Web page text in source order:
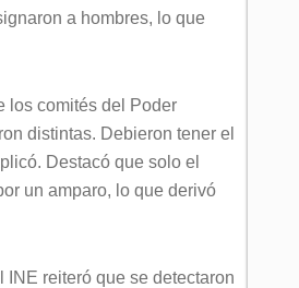
a hombres, lo que
los comités del Poder
distintas. Debieron tener el
Destacó que solo el
un amparo, lo que derivó
reiteró que se detectaron